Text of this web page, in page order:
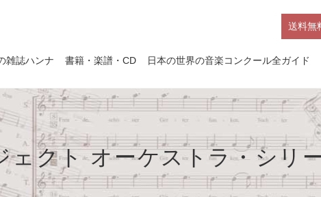
送料無
雑誌ハンナ 書籍・楽譜・CD 日本の世界の音楽コンクール全ガイド
ェクト オーケストラ・シリ